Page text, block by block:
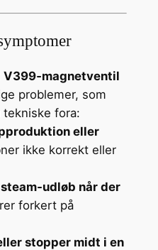
V399‑magnetventil
problemer, som
fora:
eller
ikke korrekt eller
når der
forkert på
stopper midt i en